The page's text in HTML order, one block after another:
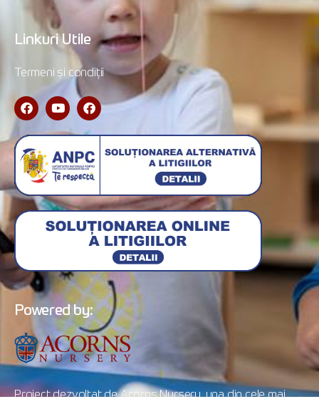
Linkuri Utile
Termeni și condiții
Powered by:
Proiect dezvoltat de Acorns Nursery, una din cele mai